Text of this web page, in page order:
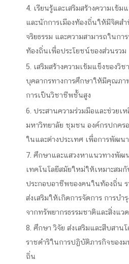
4. เรียนรู้และเสริมสร้างความเ
และนักการเมืองท้องถิ่นให้มีจิตส
จริยธรรม และความสามารถใน
ท้องถิ่นเพื่อประโยชน์ของส่วนรวม
5. เสริมสร้างความเข้มแข็งของ
บุคลากรทางการศึกษาให้มีคุณภา
การเป็นวิชาชีพชั้นสูง
6. ประสานความร่วมมือและช่วยเ
มหาวิทยาลัย ชุมชน องค์กรปกคร
ในและต่างประเทศ เพื่อการพัฒน
7. ศึกษาและแสวงหาแนวทางพั
เทคโนโลยีสมัยใหม่ให้เหมาะสม
ประกอบอาชีพของคนในท้องถิ่น
ส่งเสริมให้เกิดการจัดการ การบ
จากทรัพยากรธรรมชาติและสิ่งแว
8. ศึกษา วิจัย ส่งเสริมและสืบสาน
ราชดำริในการปฏิบัติภารกิจของ
ถิ่น